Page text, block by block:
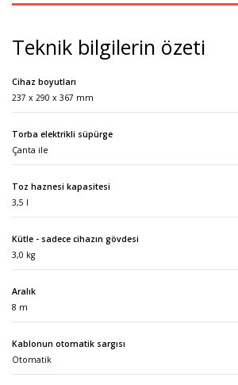
Teknik bilgilerin özeti
Cihaz boyutları
237 x 290 x 367 mm
Torba elektrikli süpürge
Çanta ile
Toz haznesi kapasitesi
3,5 l
Kütle - sadece cihazın gövdesi
3,0 kg
Aralık
8 m
Kablonun otomatik sargısı
Otomatik